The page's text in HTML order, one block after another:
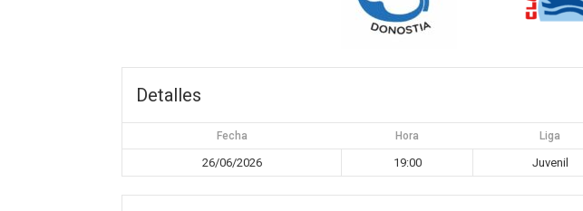
Detalles
Fecha Hora Liga
26/06/2026 19:00 Juvenil